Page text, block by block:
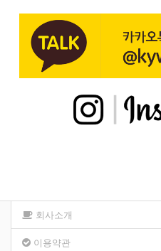
회사소개
이용약관